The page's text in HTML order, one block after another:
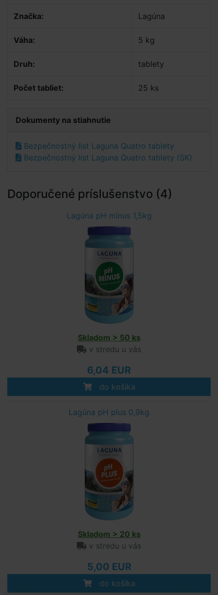
Značka: Lagúna
Váha: 5 kg
Druh: tablety
Počet tabliet: 25 ks
Dokumenty na stiahnutie
Bezpečnostný list Laguna Quatro tablety
Bezpečnostný list Laguna Quatro tablety (SK)
Doporučené príslušenstvo (4)
Lagúna pH mínus 1,5kg
Skladom > 50 ks
v stredu u vás
6,04 EUR
do košíka
Lagúna pH plus 0,9kg
Skladom > 20 ks
v stredu u vás
5,00 EUR
do košíka